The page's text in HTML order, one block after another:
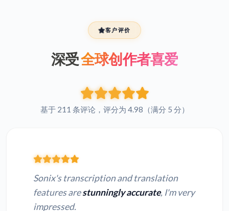
客户评价
深受全球创作者喜爱
基于 211 条评论，评分为 4.98（满分 5 分）
Sonix's transcription and translation
features arestunningly accurate, I'm very
impressed.